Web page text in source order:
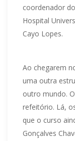
coordenador
Hospital
Cayo Lopes.
Ao chegarem
uma outra
outro mundo.
refeitório. Lá,
que o curso
Gonçalves